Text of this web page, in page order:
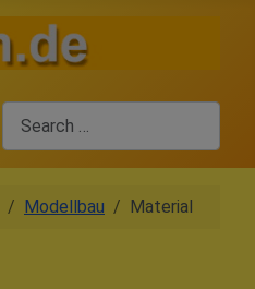
Modellbau Material